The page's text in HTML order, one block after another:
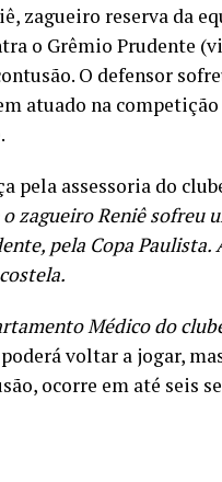
zagueiro reserva da
o Grêmio Prudente
O defensor
atuado na
pela assessoria do
zagueiro Reniê sofreu
pela Copa Paulista.
Médico do
voltar a jogar,
ocorre em até seis